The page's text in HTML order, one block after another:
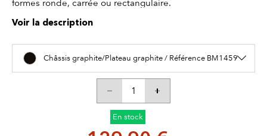
formes ronde, carrée ou rectangulaire.
Voir la description
Châssis graphite/Plateau graphite / Référence BM1459
En stock